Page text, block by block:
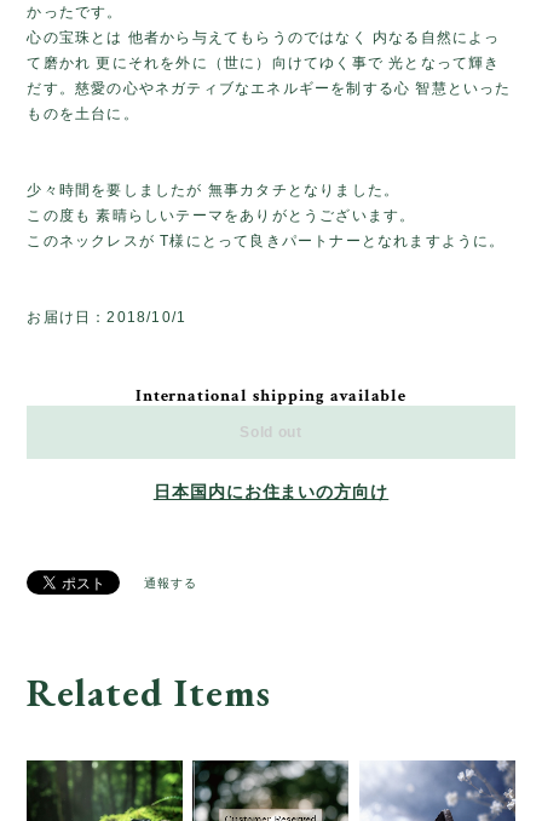
かったです。
心の宝珠とは 他者から与えてもらうのではなく 内なる自然によっ
て磨かれ 更にそれを外に（世に）向けてゆく事で 光となって輝き
だす。慈愛の心やネガティブなエネルギーを制する心 智慧といった
ものを土台に。
少々時間を要しましたが 無事カタチとなりました。
この度も 素晴らしいテーマをありがとうございます。
このネックレスが T様にとって良きパートナーとなれますように。
お届け日：2018/10/1
International shipping available
Sold out
日本国内にお住まいの方向け
通報する
Related Items